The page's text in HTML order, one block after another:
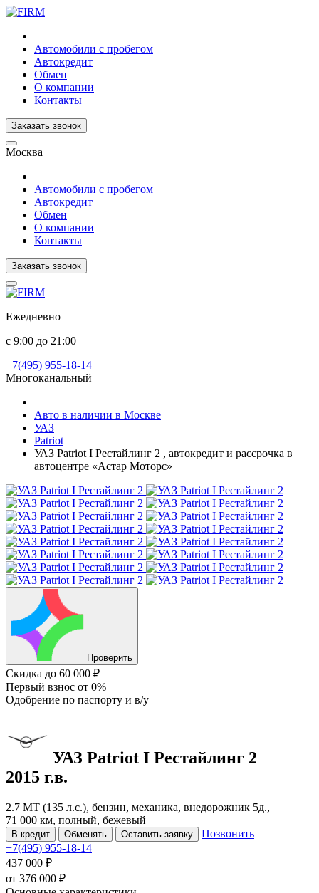
Автомобили с пробегом
Автокредит
Обмен
О компании
Контакты
Заказать звонок
Москва
Автомобили с пробегом
Автокредит
Обмен
О компании
Контакты
Заказать звонок
Ежедневно
с 9:00 до 21:00
+7(495) 955-18-14
Многоканальный
Авто в наличии в Москве
УАЗ
Patriot
УАЗ Patriot I Рестайлинг 2 , автокредит и рассрочка в
автоцентре «Астар Моторс»
Проверить
Скидка до 60 000 ₽
Первый взнос от 0%
Одобрение по паспорту и в/у
УАЗ Patriot I Рестайлинг 2
2015 г.в.
2.7 MT (135 л.с.), бензин, механика, внедорожник 5д.,
71 000 км, полный, бежевый
В кредит Обменять Оставить заявку
Позвонить
+7(495) 955-18-14
437 000 ₽
от 376 000 ₽